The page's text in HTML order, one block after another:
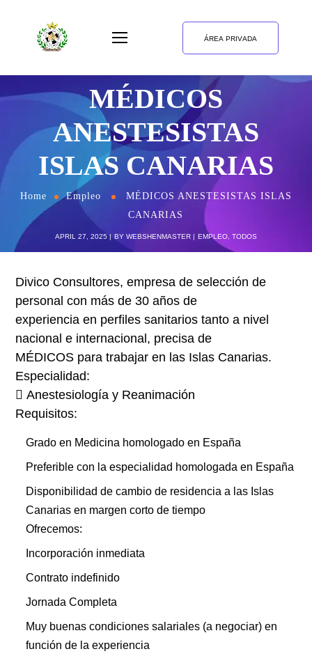
ÁREA PRIVADA
MÉDICOS
ANESTESISTAS
ISLAS CANARIAS
Home Empleo
MÉDICOS ANESTESISTAS ISLAS
CANARIAS
APRIL 27, 2025 BY WEBSHENMASTER EMPLEO, TODOS
Divico Consultores, empresa de selección de
personal con más de 30 años de
experiencia en perfiles sanitarios tanto a nivel
nacional e internacional, precisa de
MÉDICOS para trabajar en las Islas Canarias.
Especialidad:
 Anestesiología y Reanimación
Requisitos:
Grado en Medicina homologado en España
Preferible con la especialidad homologada en España
Disponibilidad de cambio de residencia a las Islas
Canarias en margen corto de tiempo
Ofrecemos:
Incorporación inmediata
Contrato indefinido
Jornada Completa
Muy buenas condiciones salariales (a negociar) en
función de la experiencia